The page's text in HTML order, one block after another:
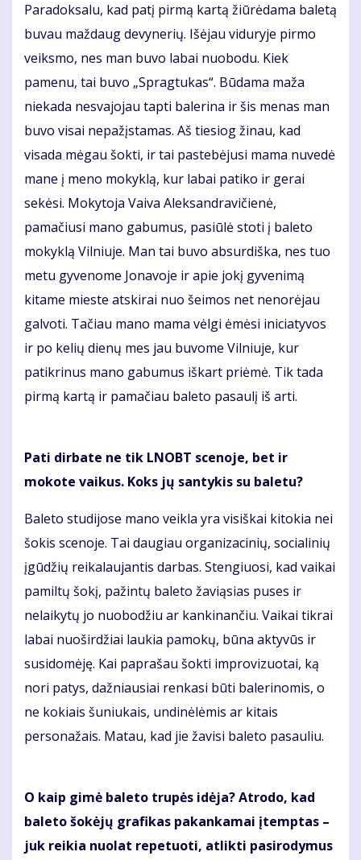
Paradoksalu, kad patį pirmą kartą žiūrėdama baletą
buvau maždaug devynerių. Išėjau viduryje pirmo
veiksmo, nes man buvo labai nuobodu. Kiek
pamenu, tai buvo „Spragtukas“. Būdama maža
niekada nesvajojau tapti balerina ir šis menas man
buvo visai nepažįstamas. Aš tiesiog žinau, kad
visada mėgau šokti, ir tai pastebėjusi mama nuvedė
mane į meno mokyklą, kur labai patiko ir gerai
sekėsi. Mokytoja Vaiva Aleksandravičienė,
pamačiusi mano gabumus, pasiūlė stoti į baleto
mokyklą Vilniuje. Man tai buvo absurdiška, nes tuo
metu gyvenome Jonavoje ir apie jokį gyvenimą
kitame mieste atskirai nuo šeimos net nenorėjau
galvoti. Tačiau mano mama vėlgi ėmėsi iniciatyvos
ir po kelių dienų mes jau buvome Vilniuje, kur
patikrinus mano gabumus iškart priėmė. Tik tada
pirmą kartą ir pamačiau baleto pasaulį iš arti.
Pati dirbate ne tik LNOBT scenoje, bet ir
mokote vaikus. Koks jų santykis su baletu?
Baleto studijose mano veikla yra visiškai kitokia nei
šokis scenoje. Tai daugiau organizacinių, socialinių
įgūdžių reikalaujantis darbas. Stengiuosi, kad vaikai
pamiltų šokį, pažintų baleto žaviąsias puses ir
nelaikytų jo nuobodžiu ar kankinančiu. Vaikai tikrai
labai nuoširdžiai laukia pamokų, būna aktyvūs ir
susidomėję. Kai paprašau šokti improvizuotai, ką
nori patys, dažniausiai renkasi būti balerinomis, o
ne kokiais šuniukais, undinėlėmis ar kitais
personažais. Matau, kad jie žavisi baleto pasauliu.
O kaip gimė baleto trupės idėja? Atrodo, kad
baleto šokėjų grafikas pakankamai įtemptas –
juk reikia nuolat repetuoti, atlikti pasirodymus